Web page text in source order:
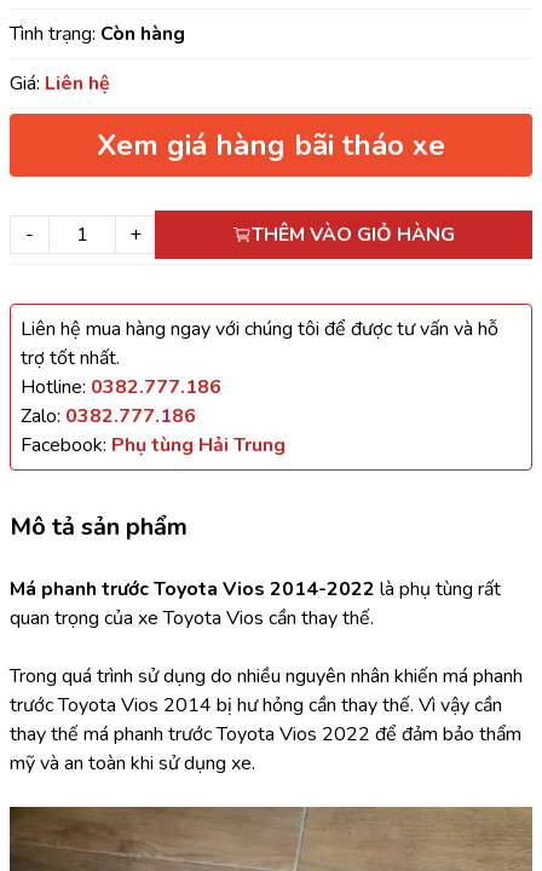
Tình trạng: Còn hàng
Giá: Liên hệ
Xem giá hàng bãi tháo xe
- + THÊM VÀO GIỎ HÀNG
Liên hệ mua hàng ngay với chúng tôi để được tư vấn và hỗ
trợ tốt nhất.
Hotline: 0382.777.186
Zalo: 0382.777.186
Facebook: Phụ tùng Hải Trung
Mô tả sản phẩm
Má phanh trước Toyota Vios 2014-2022 là phụ tùng rất
quan trọng của xe Toyota Vios cần thay thế.
Trong quá trình sử dụng do nhiều nguyên nhân khiến má phanh
trước Toyota Vios 2014 bị hư hỏng cần thay thế. Vì vậy cần
thay thế má phanh trước Toyota Vios 2022 để đảm bảo thẩm
mỹ và an toàn khi sử dụng xe.